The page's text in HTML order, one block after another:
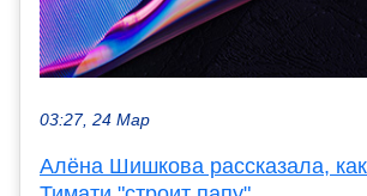
03:27, 24 Мар
Алёна Шишкова рассказала,